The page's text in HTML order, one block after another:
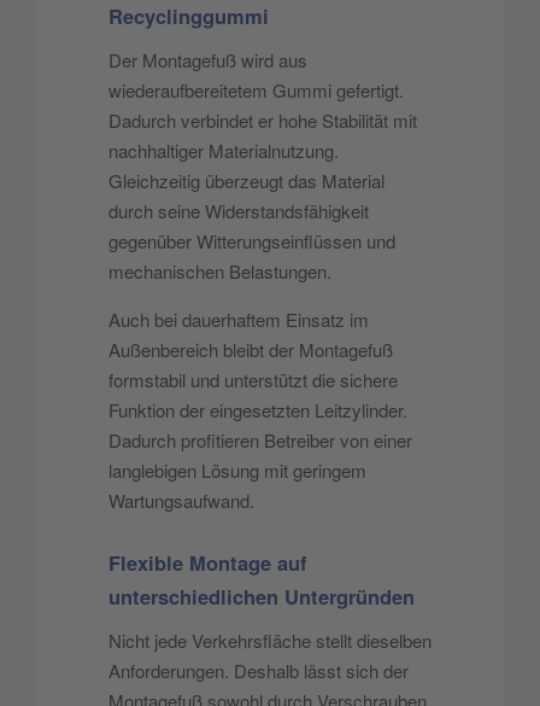
Recyclinggummi
Der Montagefuß wird aus
wiederaufbereitetem Gummi gefertigt.
Dadurch verbindet er hohe Stabilität mit
nachhaltiger Materialnutzung.
Gleichzeitig überzeugt das Material
durch seine Widerstandsfähigkeit
gegenüber Witterungseinflüssen und
mechanischen Belastungen.
Auch bei dauerhaftem Einsatz im
Außenbereich bleibt der Montagefuß
formstabil und unterstützt die sichere
Funktion der eingesetzten Leitzylinder.
Dadurch profitieren Betreiber von einer
langlebigen Lösung mit geringem
Wartungsaufwand.
Flexible Montage auf
unterschiedlichen Untergründen
Nicht jede Verkehrsfläche stellt dieselben
Anforderungen. Deshalb lässt sich der
Montagefuß sowohl durch Verschrauben